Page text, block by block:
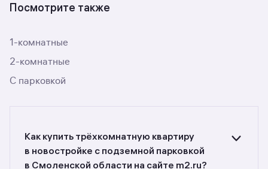
Посмотрите также
1-комнатные
2-комнатные
С парковкой
Как купить трёхкомнатную квартиру
в новостройке с подземной парковкой
в Смоленской области на сайте m2.ru?